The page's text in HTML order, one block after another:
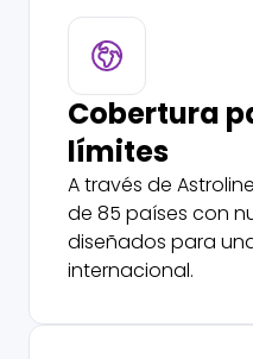
Cobertura
límites
A través de
de 85 países con
diseñados para
internacional.